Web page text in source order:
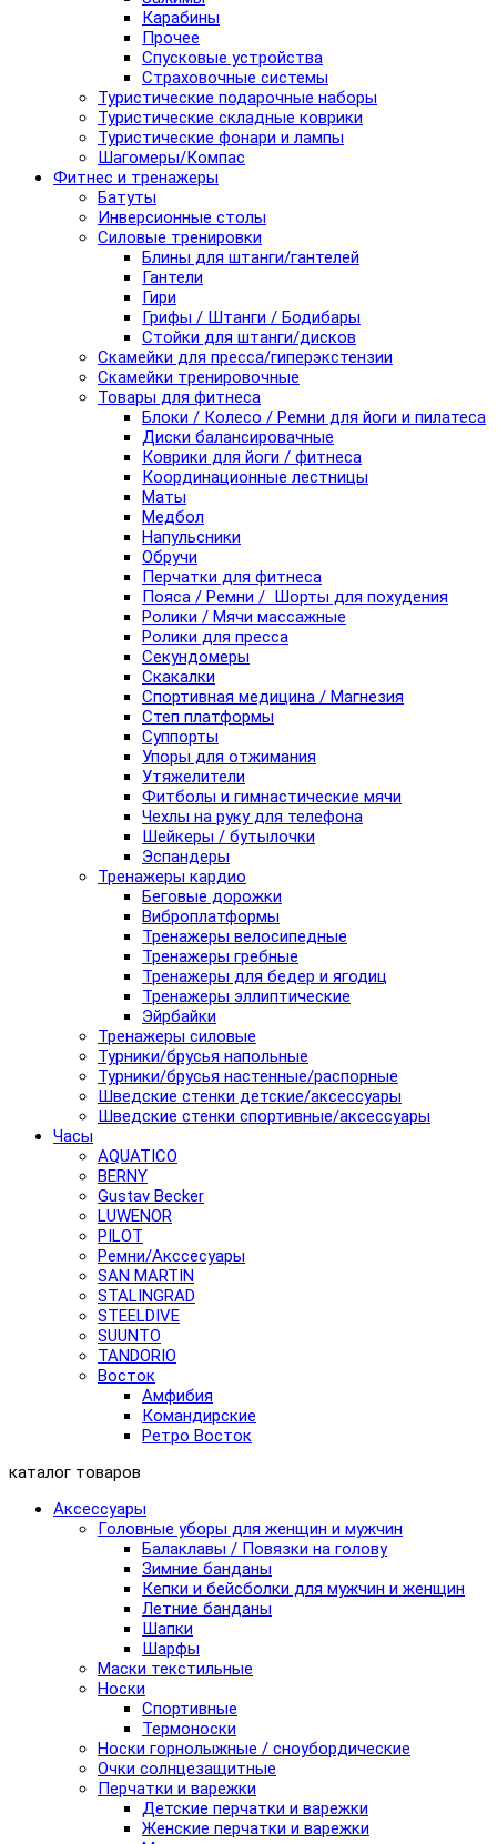
Карабины
Прочее
Спусковые устройства
Страховочные системы
Туристические подарочные наборы
Туристические складные коврики
Туристические фонари и лампы
Шагомеры/Компас
Фитнес и тренажеры
Батуты
Инверсионные столы
Силовые тренировки
Блины для штанги/гантелей
Гантели
Гири
Грифы / Штанги / Бодибары
Стойки для штанги/дисков
Скамейки для пресса/гиперэкстензии
Скамейки тренировочные
Товары для фитнеса
Блоки / Колесо / Ремни для йоги и пилатеса
Диски балансировачные
Коврики для йоги / фитнеса
Координационные лестницы
Маты
Медбол
Напульсники
Обручи
Перчатки для фитнеса
Пояса / Ремни / Шорты для похудения
Ролики / Мячи массажные
Ролики для пресса
Секундомеры
Скакалки
Спортивная медицина / Магнезия
Степ платформы
Суппорты
Упоры для отжимания
Утяжелители
Фитболы и гимнастические мячи
Чехлы на руку для телефона
Шейкеры / бутылочки
Эспандеры
Тренажеры кардио
Беговые дорожки
Виброплатформы
Тренажеры велосипедные
Тренажеры гребные
Тренажеры для бедер и ягодиц
Тренажеры эллиптические
Эйрбайки
Тренажеры силовые
Турники/брусья напольные
Турники/брусья настенные/распорные
Шведские стенки детские/аксессуары
Шведские стенки спортивные/аксессуары
Часы
AQUATICO
BERNY
Gustav Becker
LUWENOR
PILOT
Pемни/Акссесуары
SAN MARTIN
STALINGRAD
STEELDIVE
SUUNTO
TANDORIO
Восток
Амфибия
Командирские
Ретро Восток
каталог товаров
Аксессуары
Головные уборы для женщин и мужчин
Балаклавы / Повязки на голову
Зимние банданы
Кепки и бейсболки для мужчин и женщин
Летние банданы
Шапки
Шарфы
Маски текстильные
Носки
Спортивные
Термоноски
Носки горнолыжные / сноубордические
Очки солнцезащитные
Перчатки и варежки
Детские перчатки и варежки
Женские перчатки и варежки